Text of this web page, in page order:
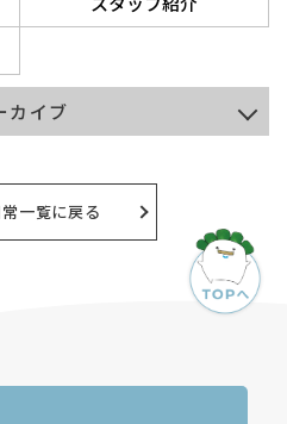
カイブ
年7月
年3月
一覧に戻る